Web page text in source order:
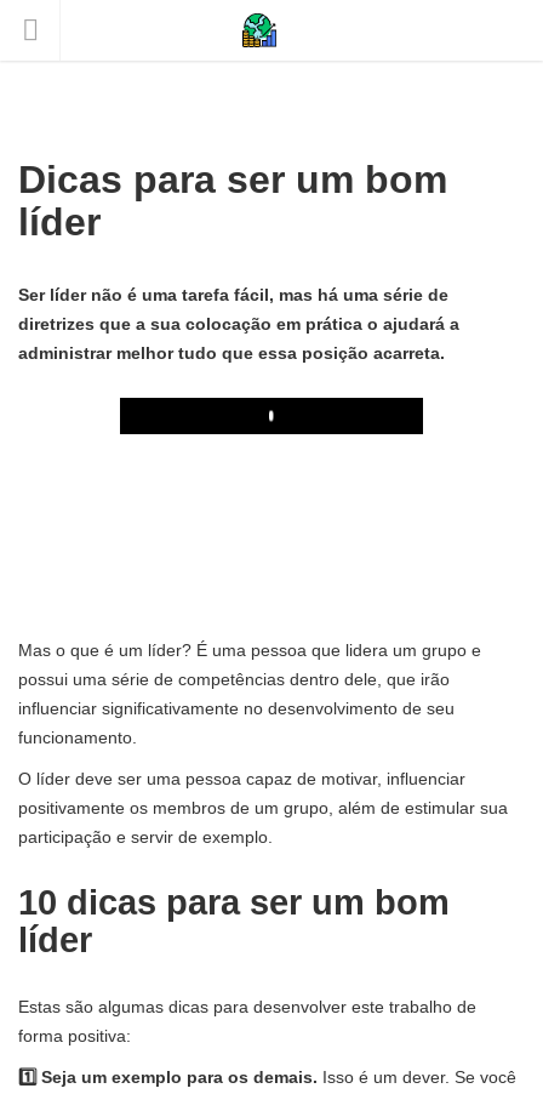
Dicas para ser um bom
líder
Ser líder não é uma tarefa fácil, mas há uma série de
diretrizes que a sua colocação em prática o ajudará a
administrar melhor tudo que essa posição acarreta.
Play
Mas o que é um líder? É uma pessoa que lidera um grupo e
possui uma série de competências dentro dele, que irão
influenciar significativamente no desenvolvimento de seu
funcionamento.
O líder deve ser uma pessoa capaz de motivar, influenciar
positivamente os membros de um grupo, além de estimular sua
participação e servir de exemplo.
10 dicas para ser um bom
líder
Estas são algumas dicas para desenvolver este trabalho de
forma positiva:
1️⃣ Seja um exemplo para os demais. Isso é um dever. Se você